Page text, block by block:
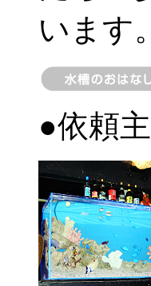
います。
●依頼